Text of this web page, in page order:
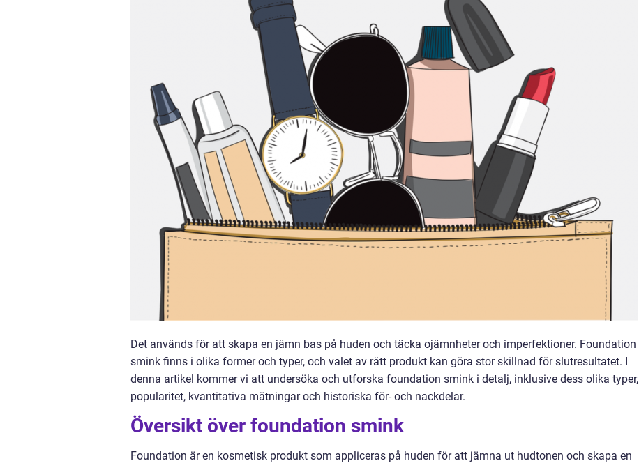
Det används för att skapa en jämn bas på huden och täcka ojämnheter och imperfektioner. Foundation
smink finns i olika former och typer, och valet av rätt produkt kan göra stor skillnad för slutresultatet. I
denna artikel kommer vi att undersöka och utforska foundation smink i detalj, inklusive dess olika typer,
popularitet, kvantitativa mätningar och historiska för- och nackdelar.
Översikt över foundation smink
Foundation är en kosmetisk produkt som appliceras på huden för att jämna ut hudtonen och skapa en